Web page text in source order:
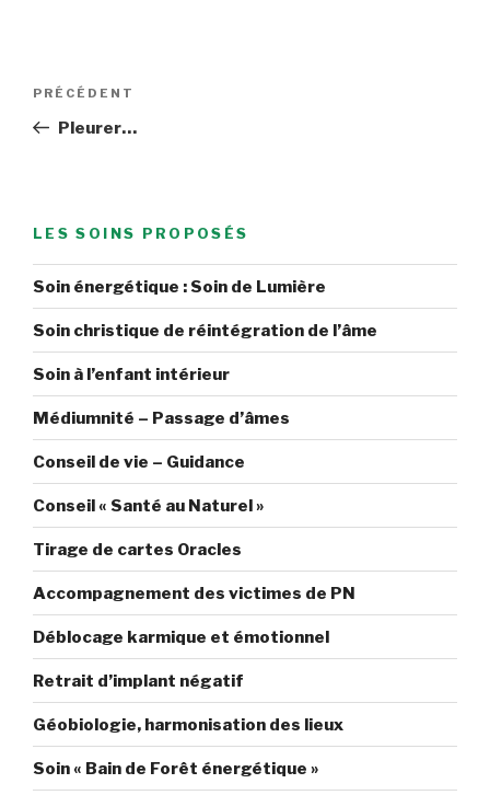
Navigation
l’article
Article
précédent
PRÉCÉDENT
Pleurer…
LES SOINS PROPOSÉS
Soin énergétique : Soin de Lumière
Soin christique de réintégration de l’âme
Soin à l’enfant intérieur
Médiumnité – Passage d’âmes
Conseil de vie – Guidance
Conseil « Santé au Naturel »
Tirage de cartes Oracles
Accompagnement des victimes de PN
Déblocage karmique et émotionnel
Retrait d’implant négatif
Géobiologie, harmonisation des lieux
Soin « Bain de Forêt énergétique »